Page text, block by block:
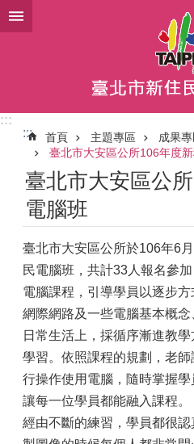
跳到主要內容區塊
:::
:::
首頁 主題專區 成果
臺北市大安區公所106年度
臺北市大安區公
電腦班
臺北市大安區公所於106年6
民電腦班，共計33人報名參
電腦課程，引導學員以逐步
網際網路及一些電腦基本概
日常生活上，採循序漸進教
學習。依照課程的規劃，老
行操作使用電腦，隨時掌握學
讓每一位學員都能融入課程。
經由不斷的練習，學員都很